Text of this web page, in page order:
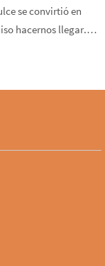
se convirtió en
hacernos llegar.…